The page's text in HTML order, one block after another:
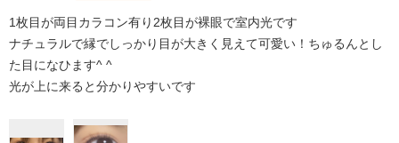
1枚目が両目カラコン有り2枚目が裸眼で室内光です
ナチュラルで縁でしっかり目が大きく見えて可愛い！ちゅるんとし
た目になひます^ ^
光が上に来ると分かりやすいです